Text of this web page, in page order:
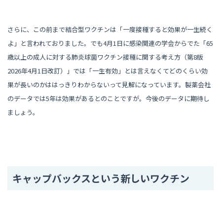
さらに、この前まで結合型ワクチンは「一度接種すると効果が一生続く
よ」と言われておりました。でも4月1日に感染関連の学会からでた「65
歳以上の成人に対する肺炎球菌ワクチン接種に関する考え方（第8版
2026年4月1日改訂）」では「一生有効」とは言えなくてどのくらい効
果が長いのかははっきりわからないって見解になっています。製薬会社
のデータでは5年は効果があるとのことですが。今後のデータに期待し
ましょう。
キャップバックスという新しいワクチン